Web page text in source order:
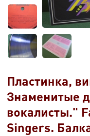
Пластинка,
Знаменитые
вокалисты."
Singers.